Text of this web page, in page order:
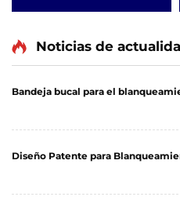
Mejorar la Calidad del
Ayuda para Dormir,
Antirronquidos
Noticias de
Bandeja bucal para el
Diseño Patente para